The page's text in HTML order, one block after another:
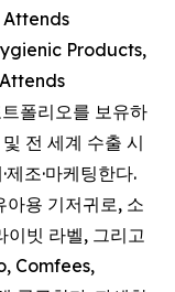
Attends
Products,
폴리오를 보유하
전 세계 수출 시
조·마케팅한다.
아용 기저귀로, 소
이빗 라벨, 그리고
Comfees,